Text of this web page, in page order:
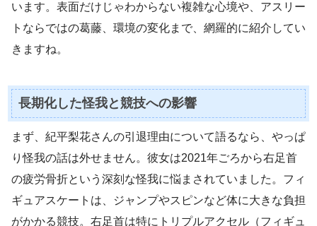
います。表面だけじゃわからない複雑な心境や、アスリー
トならではの葛藤、環境の変化まで、網羅的に紹介してい
きますね。
長期化した怪我と競技への影響
まず、紀平梨花さんの引退理由について語るなら、やっぱ
り怪我の話は外せません。彼女は2021年ごろから右足首
の疲労骨折という深刻な怪我に悩まされていました。フィ
ギュアスケートは、ジャンプやスピンなど体に大きな負担
がかかる競技。右足首は特にトリプルアクセル（フィギュ